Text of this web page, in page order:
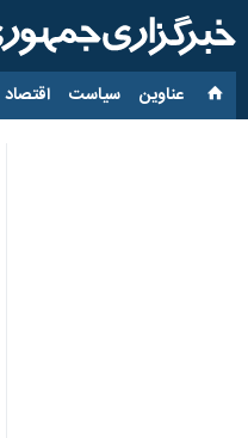
عناوین‌ سیاست اقتصاد